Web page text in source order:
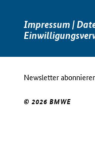
Impressum |
Newsletter
© 2026 BMWE